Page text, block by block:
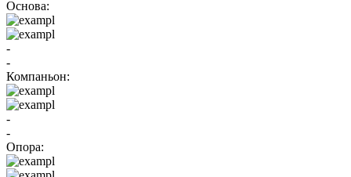
Основа:
-
-
Компаньон:
-
-
Опора: